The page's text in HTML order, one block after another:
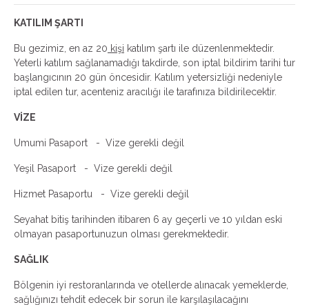
KATILIM ŞARTI
Bu gezimiz, en az 20 kişi katılım şartı ile düzenlenmektedir.
Yeterli katılım sağlanamadığı takdirde, son iptal bildirim tarihi tur
başlangıcının 20 gün öncesidir. Katılım yetersizliği nedeniyle
iptal edilen tur, acenteniz aracılığı ile tarafınıza bildirilecektir.
VİZE
Umumi Pasaport - Vize gerekli değil
Yeşil Pasaport - Vize gerekli değil
Hizmet Pasaportu - Vize gerekli değil
Seyahat bitiş tarihinden itibaren 6 ay geçerli ve 10 yıldan eski
olmayan pasaportunuzun olması gerekmektedir.
SAĞLIK
Bölgenin iyi restoranlarında ve otellerde alınacak yemeklerde,
sağlığınızı tehdit edecek bir sorun ile karşılaşılacağını